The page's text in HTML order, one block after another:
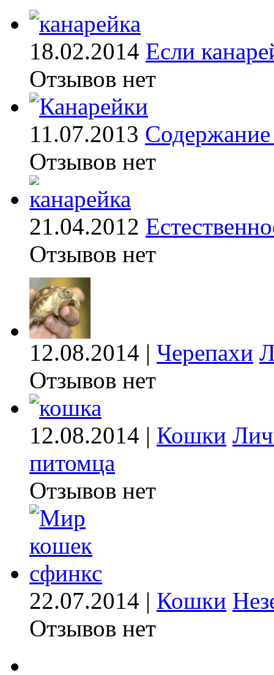
18.02.2014 Если
Отзывов нет
11.07.2013 Содержание
Отзывов нет
21.04.2012
Отзывов нет
12.08.2014 | Черепахи
Отзывов нет
12.08.2014 | Кошки
питомца
Отзывов нет
22.07.2014 | Кошки
Отзывов нет